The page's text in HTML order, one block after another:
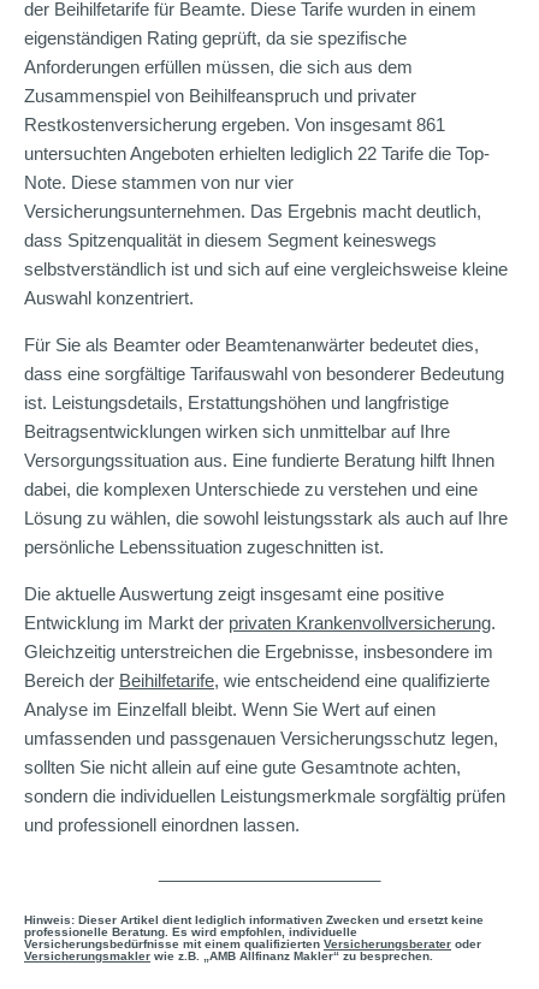
der Beihilfetarife für Beamte. Diese Tarife wurden in einem
eigenständigen Rating geprüft, da sie spezifische
Anforderungen erfüllen müssen, die sich aus dem
Zusammenspiel von Beihilfeanspruch und privater
Restkostenversicherung ergeben. Von insgesamt 861
untersuchten Angeboten erhielten lediglich 22 Tarife die Top-
Note. Diese stammen von nur vier
Versicherungsunternehmen. Das Ergebnis macht deutlich,
dass Spitzenqualität in diesem Segment keineswegs
selbstverständlich ist und sich auf eine vergleichsweise kleine
Auswahl konzentriert.
Für Sie als Beamter oder Beamtenanwärter bedeutet dies,
dass eine sorgfältige Tarifauswahl von besonderer Bedeutung
ist. Leistungsdetails, Erstattungshöhen und langfristige
Beitragsentwicklungen wirken sich unmittelbar auf Ihre
Versorgungssituation aus. Eine fundierte Beratung hilft Ihnen
dabei, die komplexen Unterschiede zu verstehen und eine
Lösung zu wählen, die sowohl leistungsstark als auch auf Ihre
persönliche Lebenssituation zugeschnitten ist.
Die aktuelle Auswertung zeigt insgesamt eine positive
Entwicklung im Markt der privaten Krankenvollversicherung.
Gleichzeitig unterstreichen die Ergebnisse, insbesondere im
Bereich der Beihilfetarife, wie entscheidend eine qualifizierte
Analyse im Einzelfall bleibt. Wenn Sie Wert auf einen
umfassenden und passgenauen Versicherungsschutz legen,
sollten Sie nicht allein auf eine gute Gesamtnote achten,
sondern die individuellen Leistungsmerkmale sorgfältig prüfen
und professionell einordnen lassen.
Hinweis: Dieser Artikel dient lediglich informativen Zwecken und ersetzt keine
professionelle Beratung. Es wird empfohlen, individuelle
Versicherungsbedürfnisse mit einem qualifizierten Versicherungsberater oder
Versicherungsmakler wie z.B. „AMB Allfinanz Makler“ zu besprechen.